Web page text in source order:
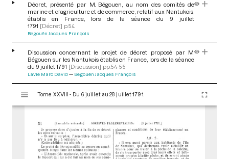
Décret, présenté par M. Bégouen, au nom des comités de
marine et d'agriculture et de commerce, relatif aux Nantukois,
établis en France, lors de la séance du 9 juillet
1791 [Décret] p.54
Begouën Jacques François
Discussion concernant le projet de décret proposé par M.
Bégouen sur les Nantukois établis en France, lors de la séance
du 9 juillet 1791 [Discussion] pp.54-55
Lavie Marc David Begouën Jacques François
s
Tome XXVIII - Du 6 juillet au 28 juillet 1791.